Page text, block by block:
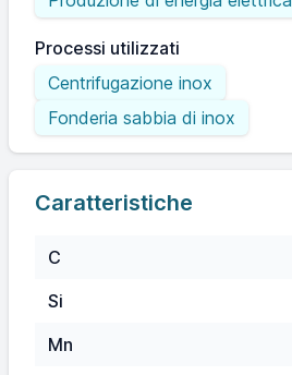
Processi utilizzati
Centrifugazione inox
Fonderia sabbia di inox
Caratteristiche
C
Si
Mn